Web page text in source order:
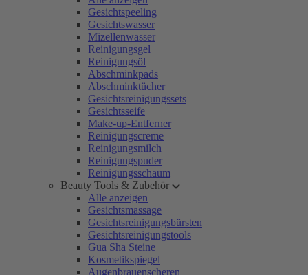
Gesichtspeeling
Gesichtswasser
Mizellenwasser
Reinigungsgel
Reinigungsöl
Abschminkpads
Abschminktücher
Gesichtsreinigungssets
Gesichtsseife
Make-up-Entferner
Reinigungscreme
Reinigungsmilch
Reinigungspuder
Reinigungsschaum
Beauty Tools & Zubehör
Alle anzeigen
Gesichtsmassage
Gesichtsreinigungsbürsten
Gesichtsreinigungstools
Gua Sha Steine
Kosmetikspiegel
Augenbrauenscheren